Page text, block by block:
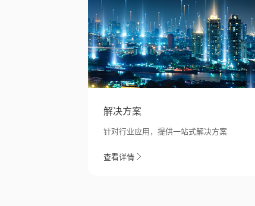
解决方案
针对行业应用，提供一站式解决方案
查看详情